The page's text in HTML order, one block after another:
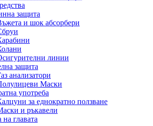
защита
и шок абсорбери
линии
защита
анализатори
Маски
употреба
за еднократно ползване
и ръкавели
главата